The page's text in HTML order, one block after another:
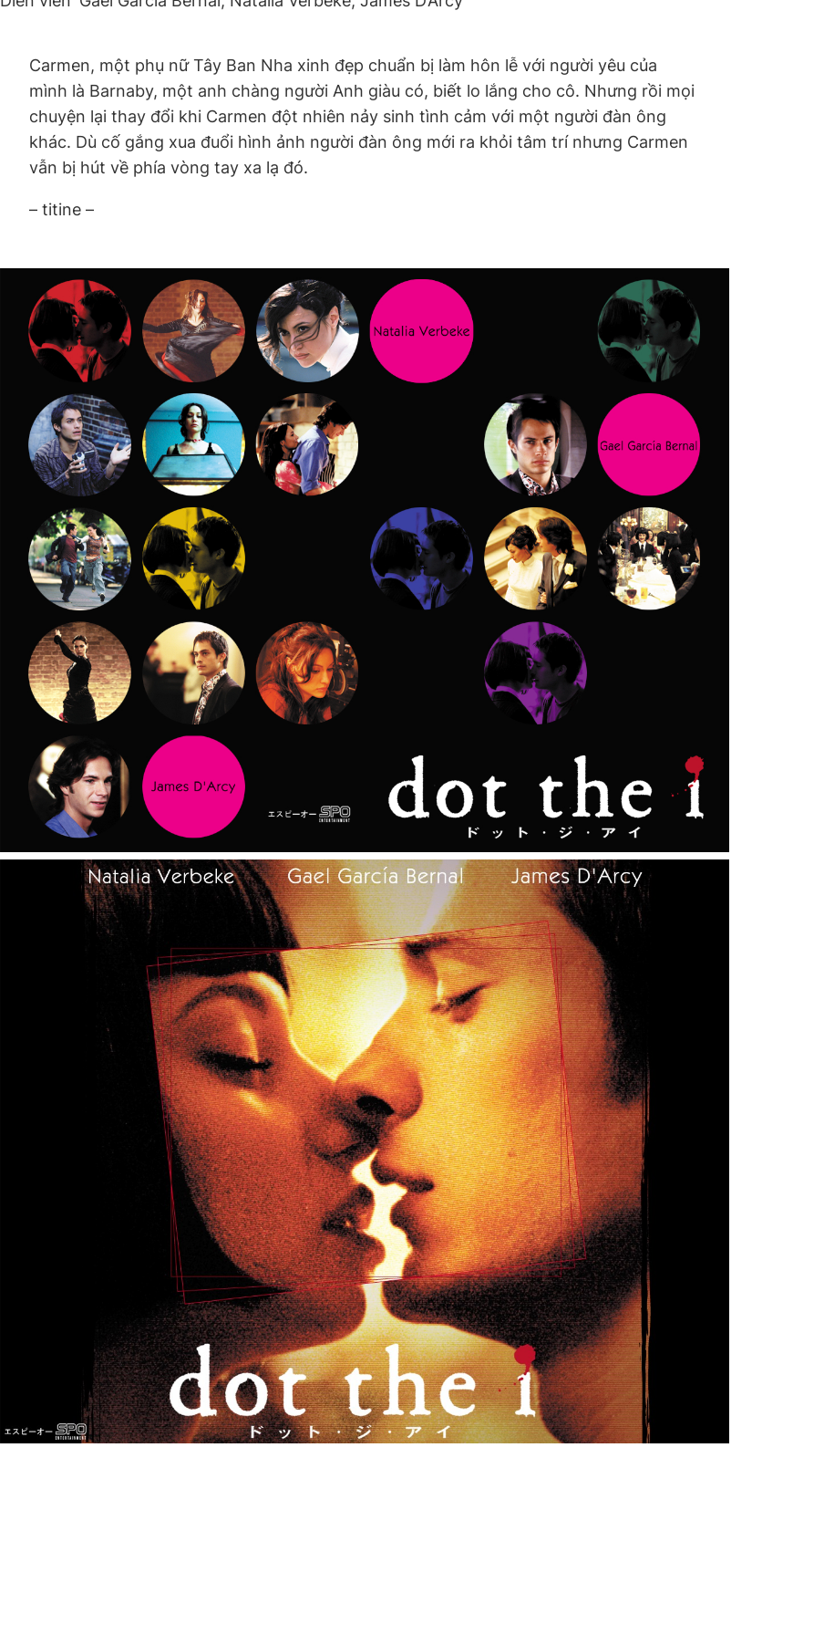
Carmen, một phụ nữ Tây Ban Nha xinh đẹp chuẩn bị làm hôn lễ với người yêu của
mình là Barnaby, một anh chàng người Anh giàu có, biết lo lắng cho cô. Nhưng rồi mọi
chuyện lại thay đổi khi Carmen đột nhiên nảy sinh tình cảm với một người đàn ông
khác. Dù cố gắng xua đuổi hình ảnh người đàn ông mới ra khỏi tâm trí nhưng Carmen
vẫn bị hút về phía vòng tay xa lạ đó.
– titine –